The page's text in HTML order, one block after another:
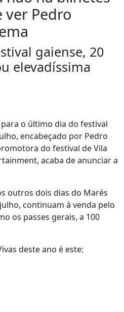
ver Pedro
gaiense, 20
elevadíssima
o último dia do festival
encabeçado por Pedro
do festival de Vila
acaba de anunciar a
outros dois dias do Marés
continuam à venda pelo
os passes gerais, a 100
deste ano é este: